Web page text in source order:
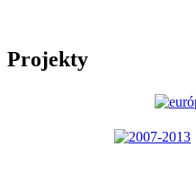
Projekty